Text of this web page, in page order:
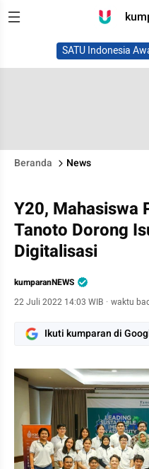
SATU Indonesia
Beranda News
Y20, Mahasiswa
Tanoto Dorong
Digitalisasi
kumparanNEWS
22 Juli 2022 14:03 WIB · waktu
Ikuti kumparan di